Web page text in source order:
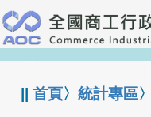
跳
到
主
要
:::
||首頁〉統計專區〉